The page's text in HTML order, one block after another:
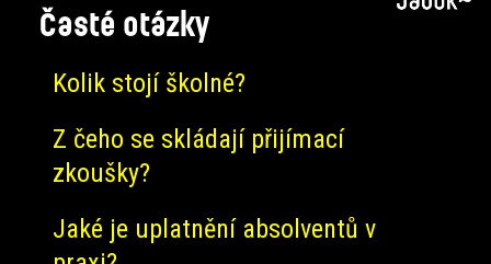
Časté otázky
Kolik stojí školné?
Z čeho se skládají přijímací
zkoušky?
Jaké je uplatnění absolventů v